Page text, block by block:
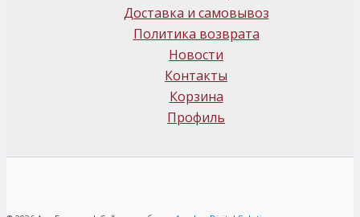
Доставка и самовывоз
Политика возврата
Новости
Контакты
Корзина
Профиль